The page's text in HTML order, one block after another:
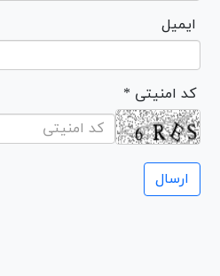
ایمیل
* کد امنیتی